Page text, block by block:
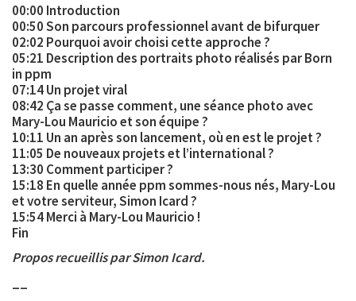
00:00 Introduction
00:50 Son parcours professionnel avant de bifurquer
02:02 Pourquoi avoir choisi cette approche ?
05:21 Description des portraits photo réalisés par Born
in ppm
07:14 Un projet viral
08:42 Ça se passe comment, une séance photo avec
Mary-Lou Mauricio et son équipe ?
10:11 Un an après son lancement, où en est le projet ?
11:05 De nouveaux projets et l’international ?
13:30 Comment participer ?
15:18 En quelle année ppm sommes-nous nés, Mary-Lou
et votre serviteur, Simon Icard ?
15:54 Merci à Mary-Lou Mauricio !
Fin
Propos recueillis par Simon Icard.